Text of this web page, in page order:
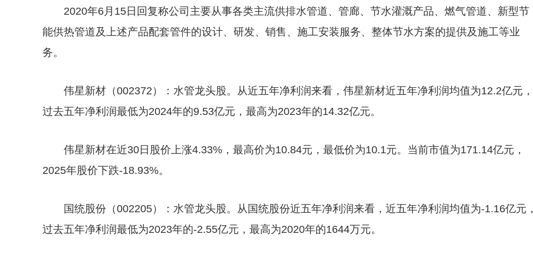
2020年6月15日回复称公司主要从事各类主流供排水管道、管廊、节水灌溉产品、燃气管道、新型节
能供热管道及上述产品配套管件的设计、研发、销售、施工安装服务、整体节水方案的提供及施工等业
务。
伟星新材（002372）：水管龙头股。从近五年净利润来看，伟星新材近五年净利润均值为12.2亿元，
过去五年净利润最低为2024年的9.53亿元，最高为2023年的14.32亿元。
伟星新材在近30日股价上涨4.33%，最高价为10.84元，最低价为10.1元。当前市值为171.14亿元，
2025年股价下跌-18.93%。
国统股份（002205）：水管龙头股。从国统股份近五年净利润来看，近五年净利润均值为-1.16亿元，
过去五年净利润最低为2023年的-2.55亿元，最高为2020年的1644万元。